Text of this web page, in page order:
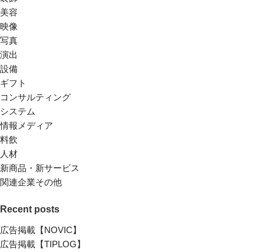
美容
映像
写真
演出
設備
ギフト
コンサルティング
システム
情報メディア
料飲
人材
新商品・新サービス
関連企業その他
Recent posts
広告掲載【NOVIC】
広告掲載【TIPLOG】